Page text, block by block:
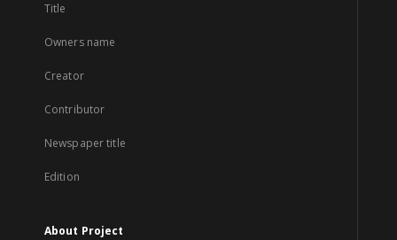
Title
Owners name
Creator
Contributor
Newspaper title
Edition
About Project